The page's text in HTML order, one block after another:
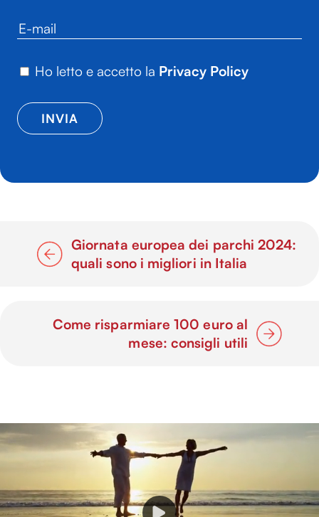
Ho letto e accetto la Privacy Policy
Giornata europea dei parchi 2024:
quali sono i migliori in Italia
Come risparmiare 100 euro al
mese: consigli utili